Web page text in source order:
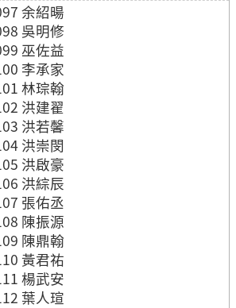
余紹暘
吳明修
巫佐益
李承家
林琮翰
洪建翟
洪若馨
洪崇閔
洪啟豪
洪綜辰
張佑丞
陳振源
陳鼎翰
黃君祐
楊武安
葉人瑄